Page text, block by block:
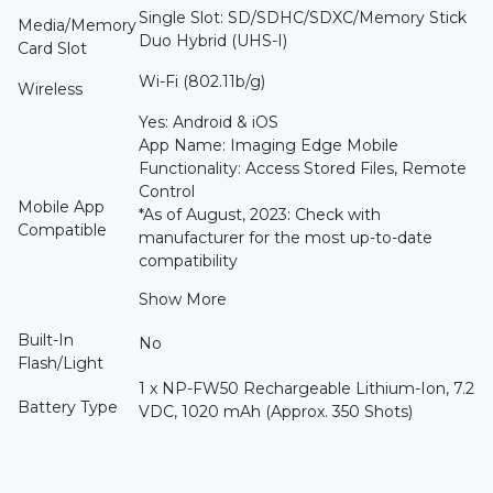
Media/Memory
Card Slot
Single Slot: SD/SDHC/SDXC/Memory Stick
Duo Hybrid (UHS-I)
Wireless Wi-Fi (802.11b/g)
Mobile App
Compatible
Yes: Android & iOS
App Name: Imaging Edge Mobile
Functionality: Access Stored Files, Remote
Control
*As of August, 2023: Check with
manufacturer for the most up-to-date
compatibility
Show More
Built-In
Flash/Light
No
Battery Type
1 x NP-FW50 Rechargeable Lithium-Ion, 7.2
VDC, 1020 mAh (Approx. 350 Shots)